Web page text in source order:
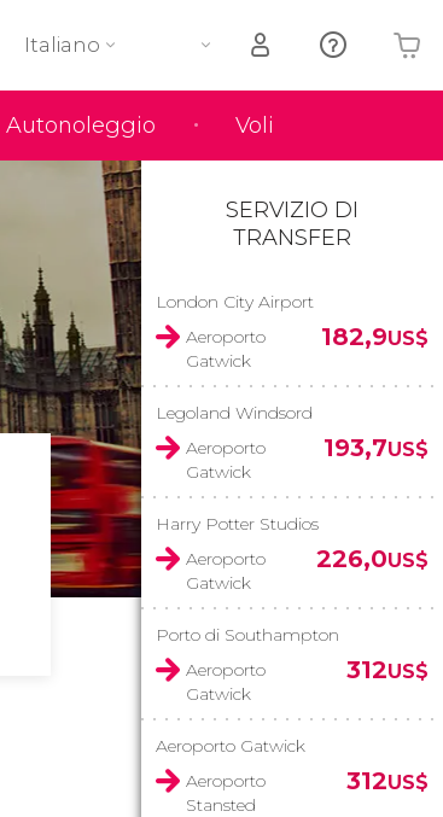
Autonoleggio Voli
Italiano
Il tuo carrello è vuoto
SERVIZIO DI
TRANSFER
London City Airport
Aeroporto
Gatwick
182,9US$
Legoland Windsord
Aeroporto
Gatwick
193,7US$
Harry Potter Studios
Aeroporto
Gatwick
226,0US$
Porto di Southampton
Aeroporto
Gatwick
312US$
Aeroporto Gatwick
Aeroporto
Stansted
312US$